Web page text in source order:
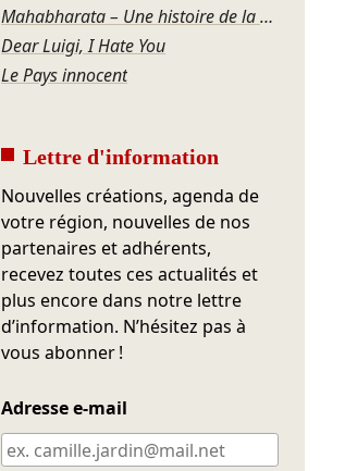
Mahabharata – Une histoire de la violence
Dear Luigi, I Hate You
Le Pays innocent
Lettre d'information
Nouvelles créations, agenda de
votre région, nouvelles de nos
partenaires et adhérents,
recevez toutes ces actualités et
plus encore dans notre lettre
d’information. N’hésitez pas à
vous abonner !
Adresse e-mail